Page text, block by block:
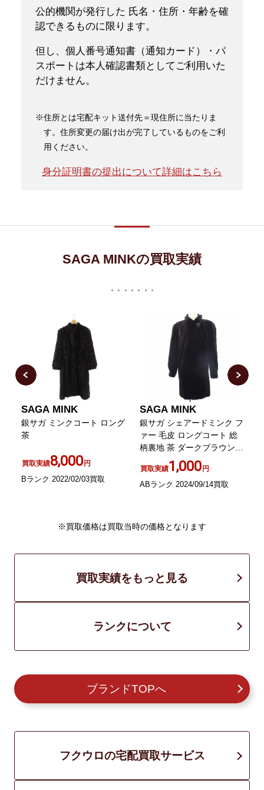
公的機関が発行した 氏名・住所・年齢を確
認できるものに限ります。
但し、個人番号通知書（通知カード）・パ
スポートは本人確認書類としてご利用いた
だけません。
※住所とは宅配キット送付先＝現住所に当たりま
す。住所変更の届け出が完了しているものをご利
用ください。
身分証明書の提出について詳細はこちら
SAGA MINKの買取実績
SAGA MINK
銀サガ ミンクコート ロング
茶
買取実績8,000円
Bランク 2022/02/03買取
SAGA MINK
銀サガ シェアードミンク フ
ァー 毛皮 ロングコート 総
柄裏地 茶 ダークブラウン
アウター
買取実績1,000円
ABランク 2024/09/14買取
※買取価格は買取当時の価格となります
買取実績をもっと見る
ランクについて
ブランドTOPへ
フクウロの宅配買取サービス